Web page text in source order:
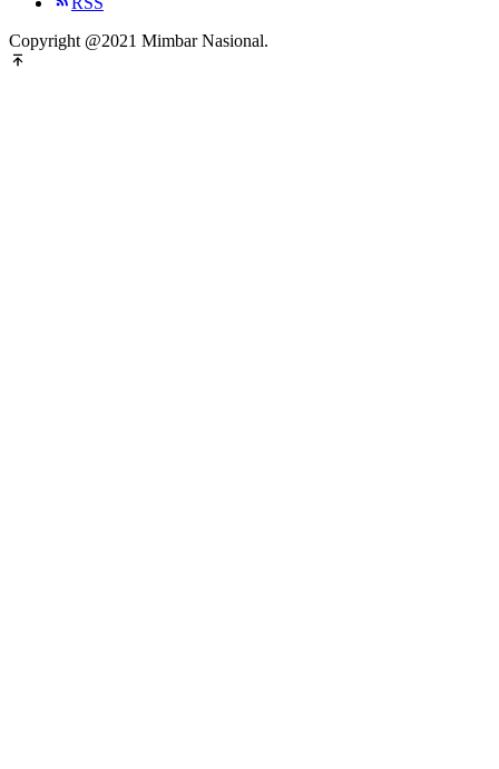
Copyright @2021 Mimbar Nasional.